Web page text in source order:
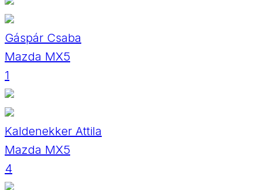
Gáspár Csaba
Mazda MX5
1
Kaldenekker Attila
Mazda MX5
4